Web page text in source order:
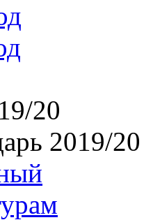
20
2019/20